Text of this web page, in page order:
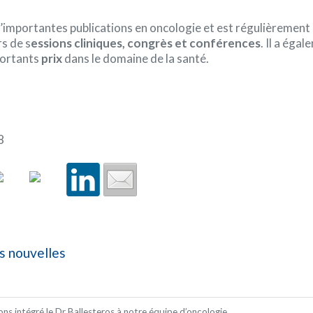
publications en oncologie et est régulièrement
de sessions cliniques, congrès et conférences. Il a
prixdans le domaine de la santé.
nouvelles